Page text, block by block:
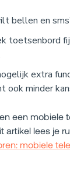
bellen en
toetsenbord
extra
ook minder
een mobiele
artikel lees je
mobiele